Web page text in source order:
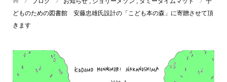
どものための図書館 安藤忠雄氏設計の「こども本の森」に寄贈させて頂
きます